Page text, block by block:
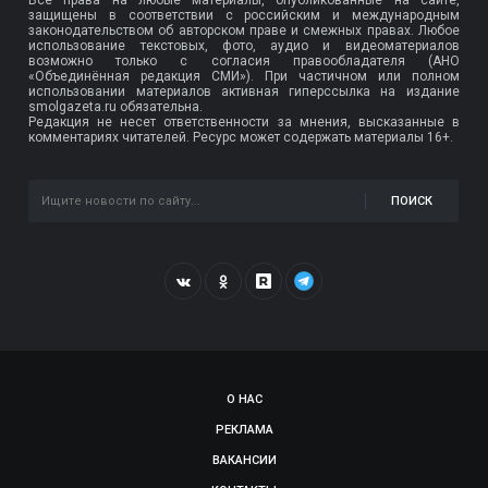
защищены в соответствии с российским и международным
законодательством об авторском праве и смежных правах. Любое
использование текстовых, фото, аудио и видеоматериалов
возможно только с согласия правообладателя (АНО
«Объединённая редакция СМИ»). При частичном или полном
использовании материалов активная гиперссылка на издание
smolgazeta.ru обязательна.
Редакция не несет ответственности за мнения, высказанные в
комментариях читателей. Ресурс может содержать материалы 16+.
ПОИСК
О НАС
РЕКЛАМА
ВАКАНСИИ